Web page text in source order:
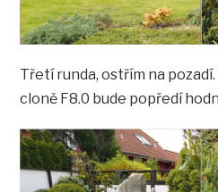
Třetí runda, ostřím na
cloně F8.0 bude popředí